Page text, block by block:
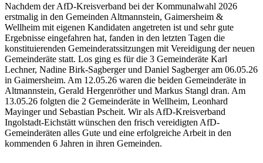
Nachdem der AfD-Kreisverband bei der Kommunalwahl 2026
erstmalig in den Gemeinden Altmannstein, Gaimersheim &
Wellheim mit eigenen Kandidaten angetreten ist und sehr gute
Ergebnisse eingefahren hat, fanden in den letzten Tagen die
konstituierenden Gemeinderatssitzungen mit Vereidigung der neuen
Gemeinderäte statt. Los ging es für die 3 Gemeinderäte Karl
Lechner, Nadine Birk-Sagberger und Daniel Sagberger am 06.05.26
in Gaimersheim. Am 12.05.26 waren die beiden Gemeinderäte in
Altmannstein, Gerald Hergenröther und Markus Stangl dran. Am
13.05.26 folgten die 2 Gemeinderäte in Wellheim, Leonhard
Mayinger und Sebastian Pscheit. Wir als AfD-Kreisverband
Ingolstadt-Eichstätt wünschen den frisch vereidigten AfD-
Gemeinderäten alles Gute und eine erfolgreiche Arbeit in den
kommenden 6 Jahren in ihren Gemeinden.